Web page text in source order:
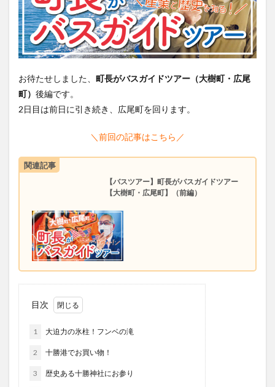
お待たせしました、 町長がバスガイドツアー（大樹町・広尾
町） 後編です。
2日目は前日に引き続き、広尾町を回ります。
＼前回の記事はこちら／
関連記事
【バスツアー】町長がバスガイドツアー
【大樹町・広尾町】（前編）
目次
1 大迫力の氷柱！フンベの滝
2 十勝港でお買い物！
3 歴史ある十勝神社にお参り